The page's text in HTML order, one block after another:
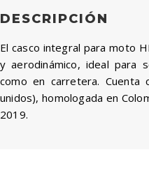
DESCRIPCIÓN
El casco integral para moto
y aerodinámico, ideal para
como en carretera. Cuenta
unidos), homologada en
2019.